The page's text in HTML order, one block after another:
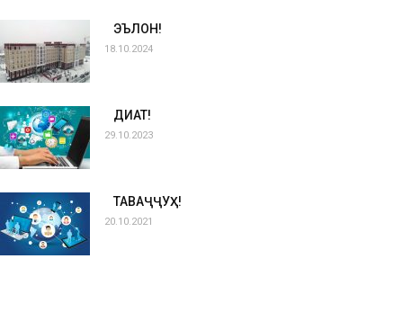
ЭЪЛОН!
18.10.2024
ДИҚҚАТ!
29.10.2023
ТАВАҶҶУҲ!
20.10.2021